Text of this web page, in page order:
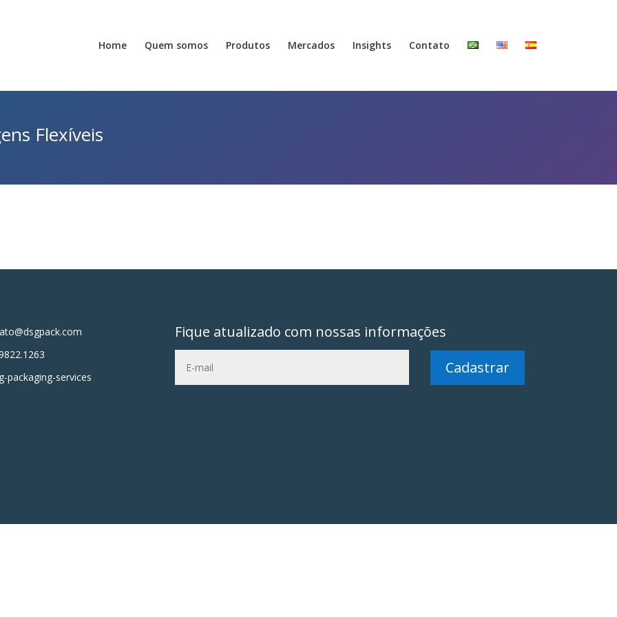
Home Quem somos Produtos Mercados Insights Contato
Flexíveis
packaging-services
Fique atualizado com nossas informações
Cadastrar